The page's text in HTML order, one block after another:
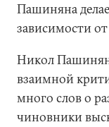
Пашиняна
зависимости
Никол
взаимной
много слов о
чиновники